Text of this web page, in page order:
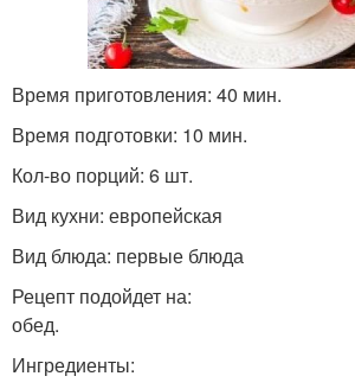
Время приготовления: 40 мин.
Время подготовки: 10 мин.
Кол-во порций: 6 шт.
Вид кухни: европейская
Вид блюда: первые блюда
Рецепт подойдет на:
обед.
Ингредиенты: